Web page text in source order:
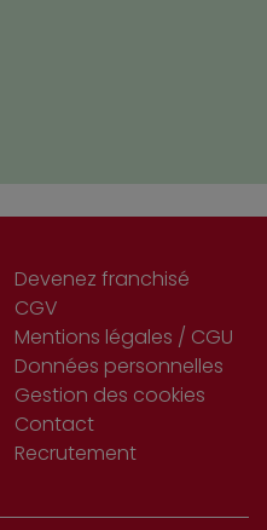
Devenez franchisé
CGV
Mentions légales / CGU
Données personnelles
Gestion des cookies
Contact
Recrutement